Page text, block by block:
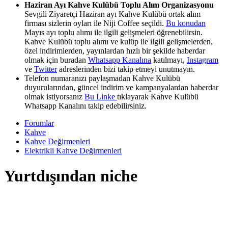
Haziran Ayı Kahve Kulübü Toplu Alım Organizasyonu
Sevgili Ziyaretçi Haziran ayı Kahve Kulübü ortak alım
firması sizlerin oyları ile Niji Coffee seçildi. Bu konudan
Mayıs ayı toplu alımı ile ilgili gelişmeleri öğrenebilirsin.
Kahve Kulübü toplu alımı ve kulüp ile ilgili gelişmelerden,
özel indirimlerden, yayınlardan hızlı bir şekilde haberdar
olmak için buradan Whatsapp Kanalına katılmayı, Instagram
ve Twitteradreslerinden bizi takip etmeyi unutmayın.
Telefon numaranızı paylaşmadan Kahve Kulübü
duyurularından, güncel indirim ve kampanyalardan haberdar
olmak istiyorsanız Bu Linke tıklayarak Kahve Kulübü
Whatsapp Kanalını takip edebilirsiniz.
Forumlar
Kahve
Kahve Değirmenleri
Elektrikli Kahve Değirmenleri
Yurtdışından niche